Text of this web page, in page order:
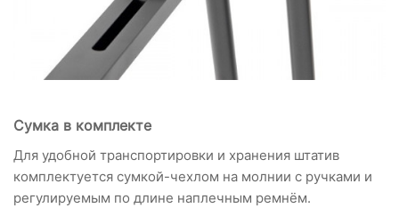
Сумка в комплекте
Для удобной транспортировки и хранения штатив
комплектуется сумкой-чехлом на молнии с ручками и
регулируемым по длине наплечным ремнём.